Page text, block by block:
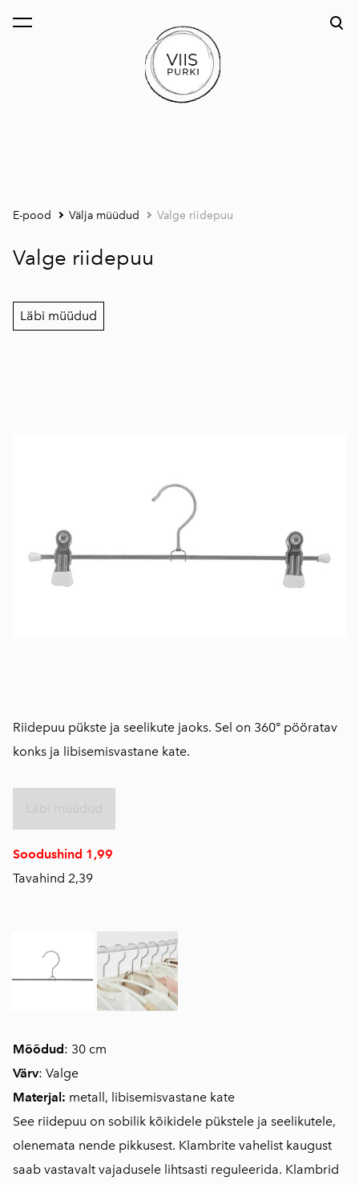
lisati ostukorvi. Vaata ostukorvi
E-pood Välja müüdud Valge riidepuu
Mõõdud: 30 cm
Värv: Valge
Materjal: metall, libisemisvastane kate
See riidepuu on sobilik kõikidele pükstele ja seelikutele,
olenemata nende pikkusest. Klambrite vahelist kaugust
saab vastavalt vajadusele lihtsasti reguleerida. Klambrid
Valge riidepuu
Läbi müüdud
Riidepuu pükste ja seelikute jaoks. Sel on 360° pööratav
konks ja libisemisvastane kate.
Soodushind 1,99
Tavahind 2,39